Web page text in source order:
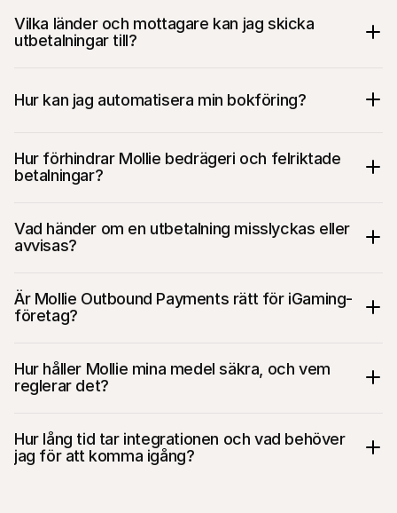
Vilka länder och mottagare kan jag skicka
utbetalningar till?
Hur kan jag automatisera min bokföring?
Hur förhindrar Mollie bedrägeri och felriktade
betalningar?
Vad händer om en utbetalning misslyckas eller
avvisas?
Är Mollie Outbound Payments rätt för iGaming-
företag?
Hur håller Mollie mina medel säkra, och vem
reglerar det?
Hur lång tid tar integrationen och vad behöver
jag för att komma igång?